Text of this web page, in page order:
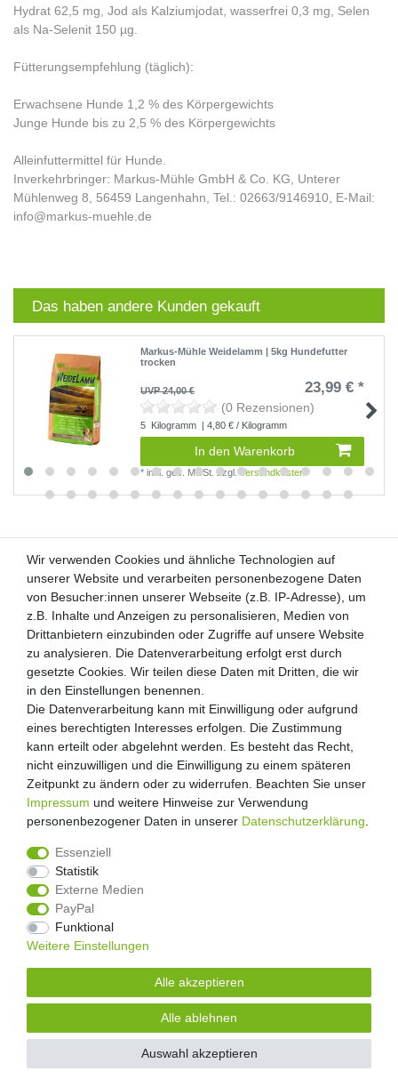
Hydrat 62,5 mg, Jod als Kalziumjodat, wasserfrei 0,3 mg, Selen
als Na-Selenit 150 µg.
Fütterungsempfehlung (täglich):
Erwachsene Hunde 1,2 % des Körpergewichts
Junge Hunde bis zu 2,5 % des Körpergewichts
Alleinfuttermittel für Hunde.
Inverkehrbringer: Markus-Mühle GmbH & Co. KG, Unterer
Mühlenweg 8, 56459 Langenhahn, Tel.: 02663/9146910, E-Mail:
info@markus-muehle.de
Das haben andere Kunden gekauft
Markus-Mühle Weidelamm | 5kg Hundefutter
trocken
UVP 24,00 € 23,99 € *
(0 Rezensionen)
5 Kilogramm | 4,80 € / Kilogramm
In den Warenkorb
*inkl. ges. MwSt. zzgl. Versandkosten
Kunden-Anfragen: info@zooheld.de
Über uns
Zahlung und Versand
Retouren
Zooheld Blog
Widerrufsrecht
Vertrag widerrufen
Geschäftsbedingungen
Impressum
Unsere Artikel sind gelistet auf:
© Copyright 2026 | Alle Rechte vorbehalten.
Alle Preise inklusive gesetzlicher Mehrwertsteuer und zuzüglich
| * Pflichtfeld
Wir verwenden Cookies und ähnliche Technologien auf
unserer Website und verarbeiten personenbezogene Daten
von Besucher:innen unserer Webseite (z.B. IP-Adresse), um
z.B. Inhalte und Anzeigen zu personalisieren, Medien von
Drittanbietern einzubinden oder Zugriffe auf unsere Website
zu analysieren. Die Datenverarbeitung erfolgt erst durch
gesetzte Cookies. Wir teilen diese Daten mit Dritten, die wir
in den Einstellungen benennen.
Die Datenverarbeitung kann mit Einwilligung oder aufgrund
eines berechtigten Interesses erfolgen. Die Zustimmung
kann erteilt oder abgelehnt werden. Es besteht das Recht,
nicht einzuwilligen und die Einwilligung zu einem späteren
Zeitpunkt zu ändern oder zu widerrufen. Beachten Sie unser
Impressum und weitere Hinweise zur Verwendung
personenbezogener Daten in unserer Daten­schutz­erklärung
Essenziell
Statistik
Externe Medien
PayPal
Funktional
Weitere Einstellungen
Alle akzeptieren
Alle ablehnen
Auswahl akzeptieren
Wir verwenden Cookies und ähnliche Technologien auf
unserer Website und verarbeiten personenbezogene Daten
von Besucher:innen unserer Webseite (z.B. IP-Adresse), um
z.B. Inhalte und Anzeigen zu personalisieren, Medien von
Drittanbietern einzubinden oder Zugriffe auf unsere Website
zu analysieren. Die Datenverarbeitung erfolgt erst durch
gesetzte Cookies. Wir teilen diese Daten mit Dritten, die wir
in den Einstellungen benennen.
Die Datenverarbeitung kann mit Einwilligung oder aufgrund
eines berechtigten Interesses erfolgen. Die Zustimmung
kann erteilt oder abgelehnt werden. Es besteht das Recht,
nicht einzuwilligen und die Einwilligung zu einem späteren
Zeitpunkt zu ändern oder zu widerrufen. Beachten Sie unser
Impressum und weitere Hinweise zur Verwendung
personenbezogener Daten in unserer Daten­schutz­erklärung
Essenziell
Statistik
Externe Medien
PayPal
Funktional
Weitere Einstellungen
Alle akzeptieren
Alle ablehnen
Auswahl akzeptieren